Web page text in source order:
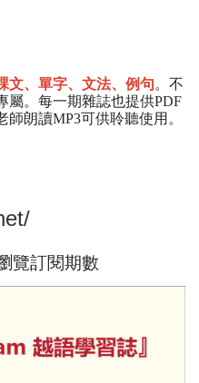
文、單字、文法、例句。不
屬。每一期雜誌也提供PDF
朗讀MP3可供聆聽使用。
覽訂閱期數